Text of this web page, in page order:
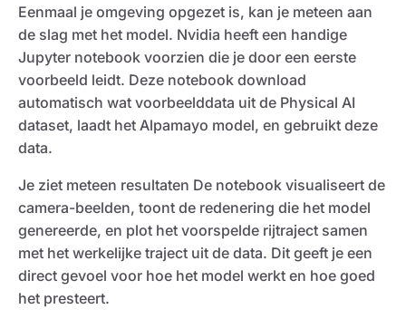
Eenmaal je omgeving opgezet is, kan je meteen aan
de slag met het model. Nvidia heeft een handige
Jupyter notebook voorzien die je door een eerste
voorbeeld leidt. Deze notebook download
automatisch wat voorbeelddata uit de Physical AI
dataset, laadt het Alpamayo model, en gebruikt deze
data.
Je ziet meteen resultaten De notebook visualiseert de
camera-beelden, toont de redenering die het model
genereerde, en plot het voorspelde rijtraject samen
met het werkelijke traject uit de data. Dit geeft je een
direct gevoel voor hoe het model werkt en hoe goed
het presteert.